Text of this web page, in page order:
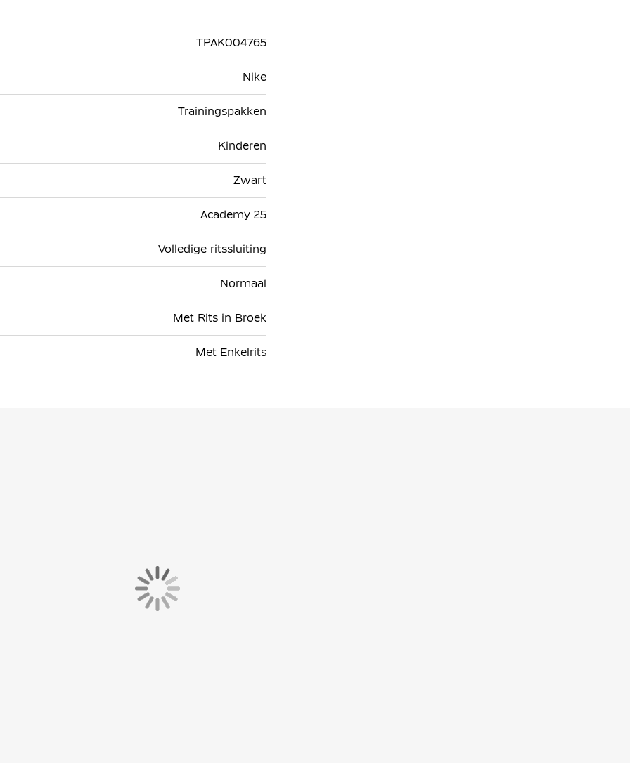
TPAK004765
Nike
Trainingspakken
Kinderen
Zwart
Academy 25
Volledige ritssluiting
Normaal
Met Rits in Broek
Met Enkelrits